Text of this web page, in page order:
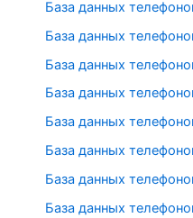
База данных
База данных
База данных
База данных
База данных
База данных
База данных
База данных